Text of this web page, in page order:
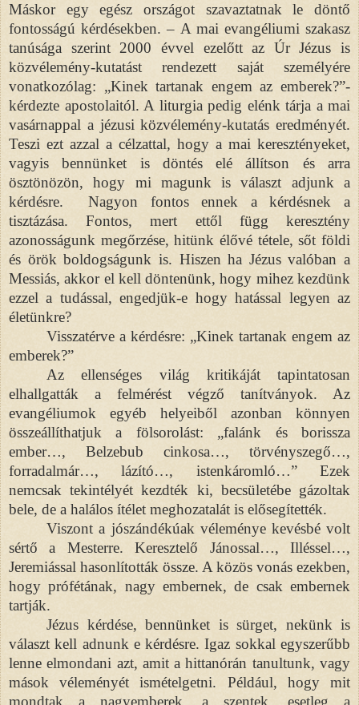
Máskor egy egész országot szavaztatnak le döntő
fontosságú kérdésekben. – A mai evangéliumi szakasz
tanúsága szerint 2000 évvel ezelőtt az Úr Jézus is
közvélemény-kutatást rendezett saját személyére
vonatkozólag: „Kinek tartanak engem az emberek?”-
kérdezte apostolaitól. A liturgia pedig elénk tárja a mai
vasárnappal a jézusi közvélemény-kutatás eredményét.
Teszi ezt azzal a célzattal, hogy a mai keresztényeket,
vagyis bennünket is döntés elé állítson és arra
ösztönözön, hogy mi magunk is választ adjunk a
kérdésre. Nagyon fontos ennek a kérdésnek a
tisztázása. Fontos, mert ettől függ keresztény
azonosságunk megőrzése, hitünk élővé tétele, sőt földi
és örök boldogságunk is. Hiszen ha Jézus valóban a
Messiás, akkor el kell döntenünk, hogy mihez kezdünk
ezzel a tudással, engedjük-e hogy hatással legyen az
életünkre?
Visszatérve a kérdésre: „Kinek tartanak engem az
emberek?”
Az ellenséges világ kritikáját tapintatosan
elhallgatták a felmérést végző tanítványok. Az
evangéliumok egyéb helyeiből azonban könnyen
összeállíthatjuk a fölsorolást: „falánk és borissza
ember…, Belzebub cinkosa…, törvényszegő…,
forradalmár…, lázító…, istenkáromló…” Ezek
nemcsak tekintélyét kezdték ki, becsületébe gázoltak
bele, de a halálos ítélet meghozatalát is elősegítették.
Viszont a jószándékúak véleménye kevésbé volt
sértő a Mesterre. Keresztelő Jánossal…, Illéssel…,
Jeremiással hasonlították össze. A közös vonás ezekben,
hogy prófétának, nagy embernek, de csak embernek
tartják.
Jézus kérdése, bennünket is sürget, nekünk is
választ kell adnunk e kérdésre. Igaz sokkal egyszerűbb
lenne elmondani azt, amit a hittanórán tanultunk, vagy
mások véleményét ismételgetni. Például, hogy mit
mondtak a nagyemberek, a szentek, esetleg a